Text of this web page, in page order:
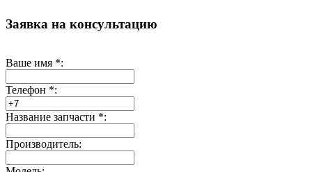
Заявка на консультацию
Ваше имя *:
Телефон *:
Название запчасти *:
Производитель: